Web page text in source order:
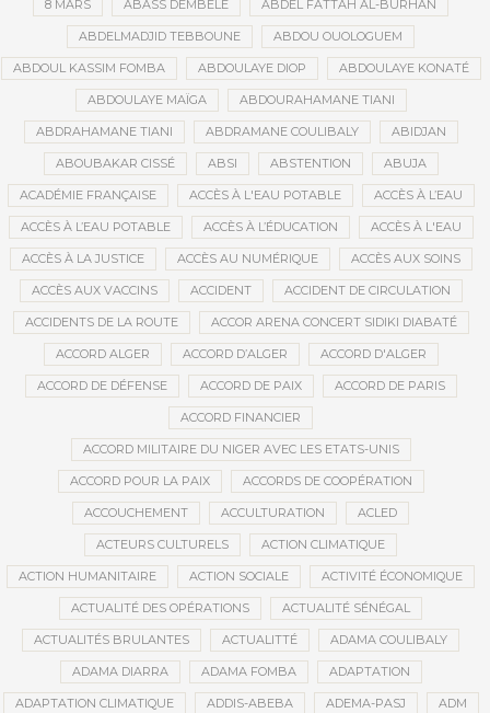
8 MARS ABASS DEMBÉLÉ ABDEL FATTAH AL-BURHAN
ABDELMADJID TEBBOUNE ABDOU OUOLOGUEM
ABDOUL KASSIM FOMBA ABDOULAYE DIOP ABDOULAYE KONATÉ
ABDOULAYE MAÏGA ABDOURAHAMANE TIANI
ABDRAHAMANE TIANI ABDRAMANE COULIBALY ABIDJAN
ABOUBAKAR CISSÉ ABSI ABSTENTION ABUJA
ACADÉMIE FRANÇAISE ACCÈS À L'EAU POTABLE ACCÈS À L’EAU
ACCÈS À L’EAU POTABLE ACCÈS À L’ÉDUCATION ACCÈS À L'EAU
ACCÈS À LA JUSTICE ACCÈS AU NUMÉRIQUE ACCÈS AUX SOINS
ACCÈS AUX VACCINS ACCIDENT ACCIDENT DE CIRCULATION
ACCIDENTS DE LA ROUTE ACCOR ARENA CONCERT SIDIKI DIABATÉ
ACCORD ALGER ACCORD D’ALGER ACCORD D'ALGER
ACCORD DE DÉFENSE ACCORD DE PAIX ACCORD DE PARIS
ACCORD FINANCIER
ACCORD MILITAIRE DU NIGER AVEC LES ETATS-UNIS
ACCORD POUR LA PAIX ACCORDS DE COOPÉRATION
ACCOUCHEMENT ACCULTURATION ACLED
ACTEURS CULTURELS ACTION CLIMATIQUE
ACTION HUMANITAIRE ACTION SOCIALE ACTIVITÉ ÉCONOMIQUE
ACTUALITÉ DES OPÉRATIONS ACTUALITÉ SÉNÉGAL
ACTUALITÉS BRULANTES ACTUALITTÉ ADAMA COULIBALY
ADAMA DIARRA ADAMA FOMBA ADAPTATION
ADAPTATION CLIMATIQUE ADDIS-ABEBA ADEMA-PASJ ADM